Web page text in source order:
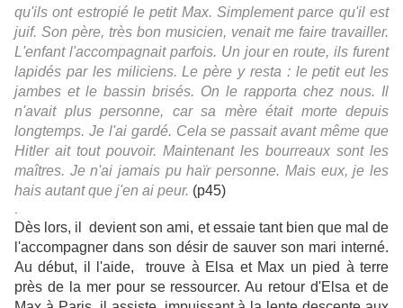
qu'ils ont estropié le petit Max. Simplement parce qu'il est
juif. Son père, très bon musicien, venait me faire travailler.
L'enfant l'accompagnait parfois. Un jour en route, ils furent
lapidés par les miliciens. Le père y resta : le petit eut les
jambes et le bassin brisés. On le rapporta chez nous. Il
n'avait plus personne, car sa mère était morte depuis
longtemps. Je l'ai gardé. Cela se passait avant même que
Hitler ait tout pouvoir. Maintenant les bourreaux sont les
maîtres. Je n'ai jamais pu haïr personne. Mais eux, je les
hais autant que j'en ai peur. (p45)
Dès lors, il devient son ami, et essaie tant bien que mal de
l'accompagner dans son désir de sauver son mari interné.
Au début, il l'aide, trouve à Elsa et Max un pied à terre
près de la mer pour se ressourcer. Au retour d'Elsa et de